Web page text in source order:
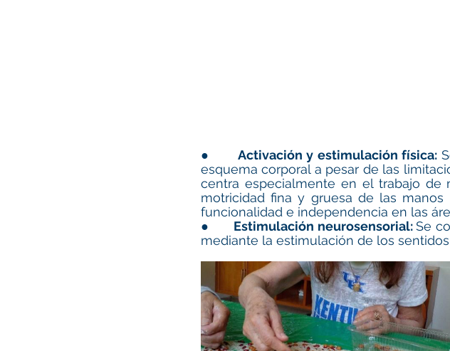
● Activación y estimulación física:
esquema corporal a pesar de las
centra especialmente en el trabajo de
motricidad fina y gruesa de las
funcionalidad e independencia en las
● Estimulación neurosensorial: Se
mediante la estimulación de los